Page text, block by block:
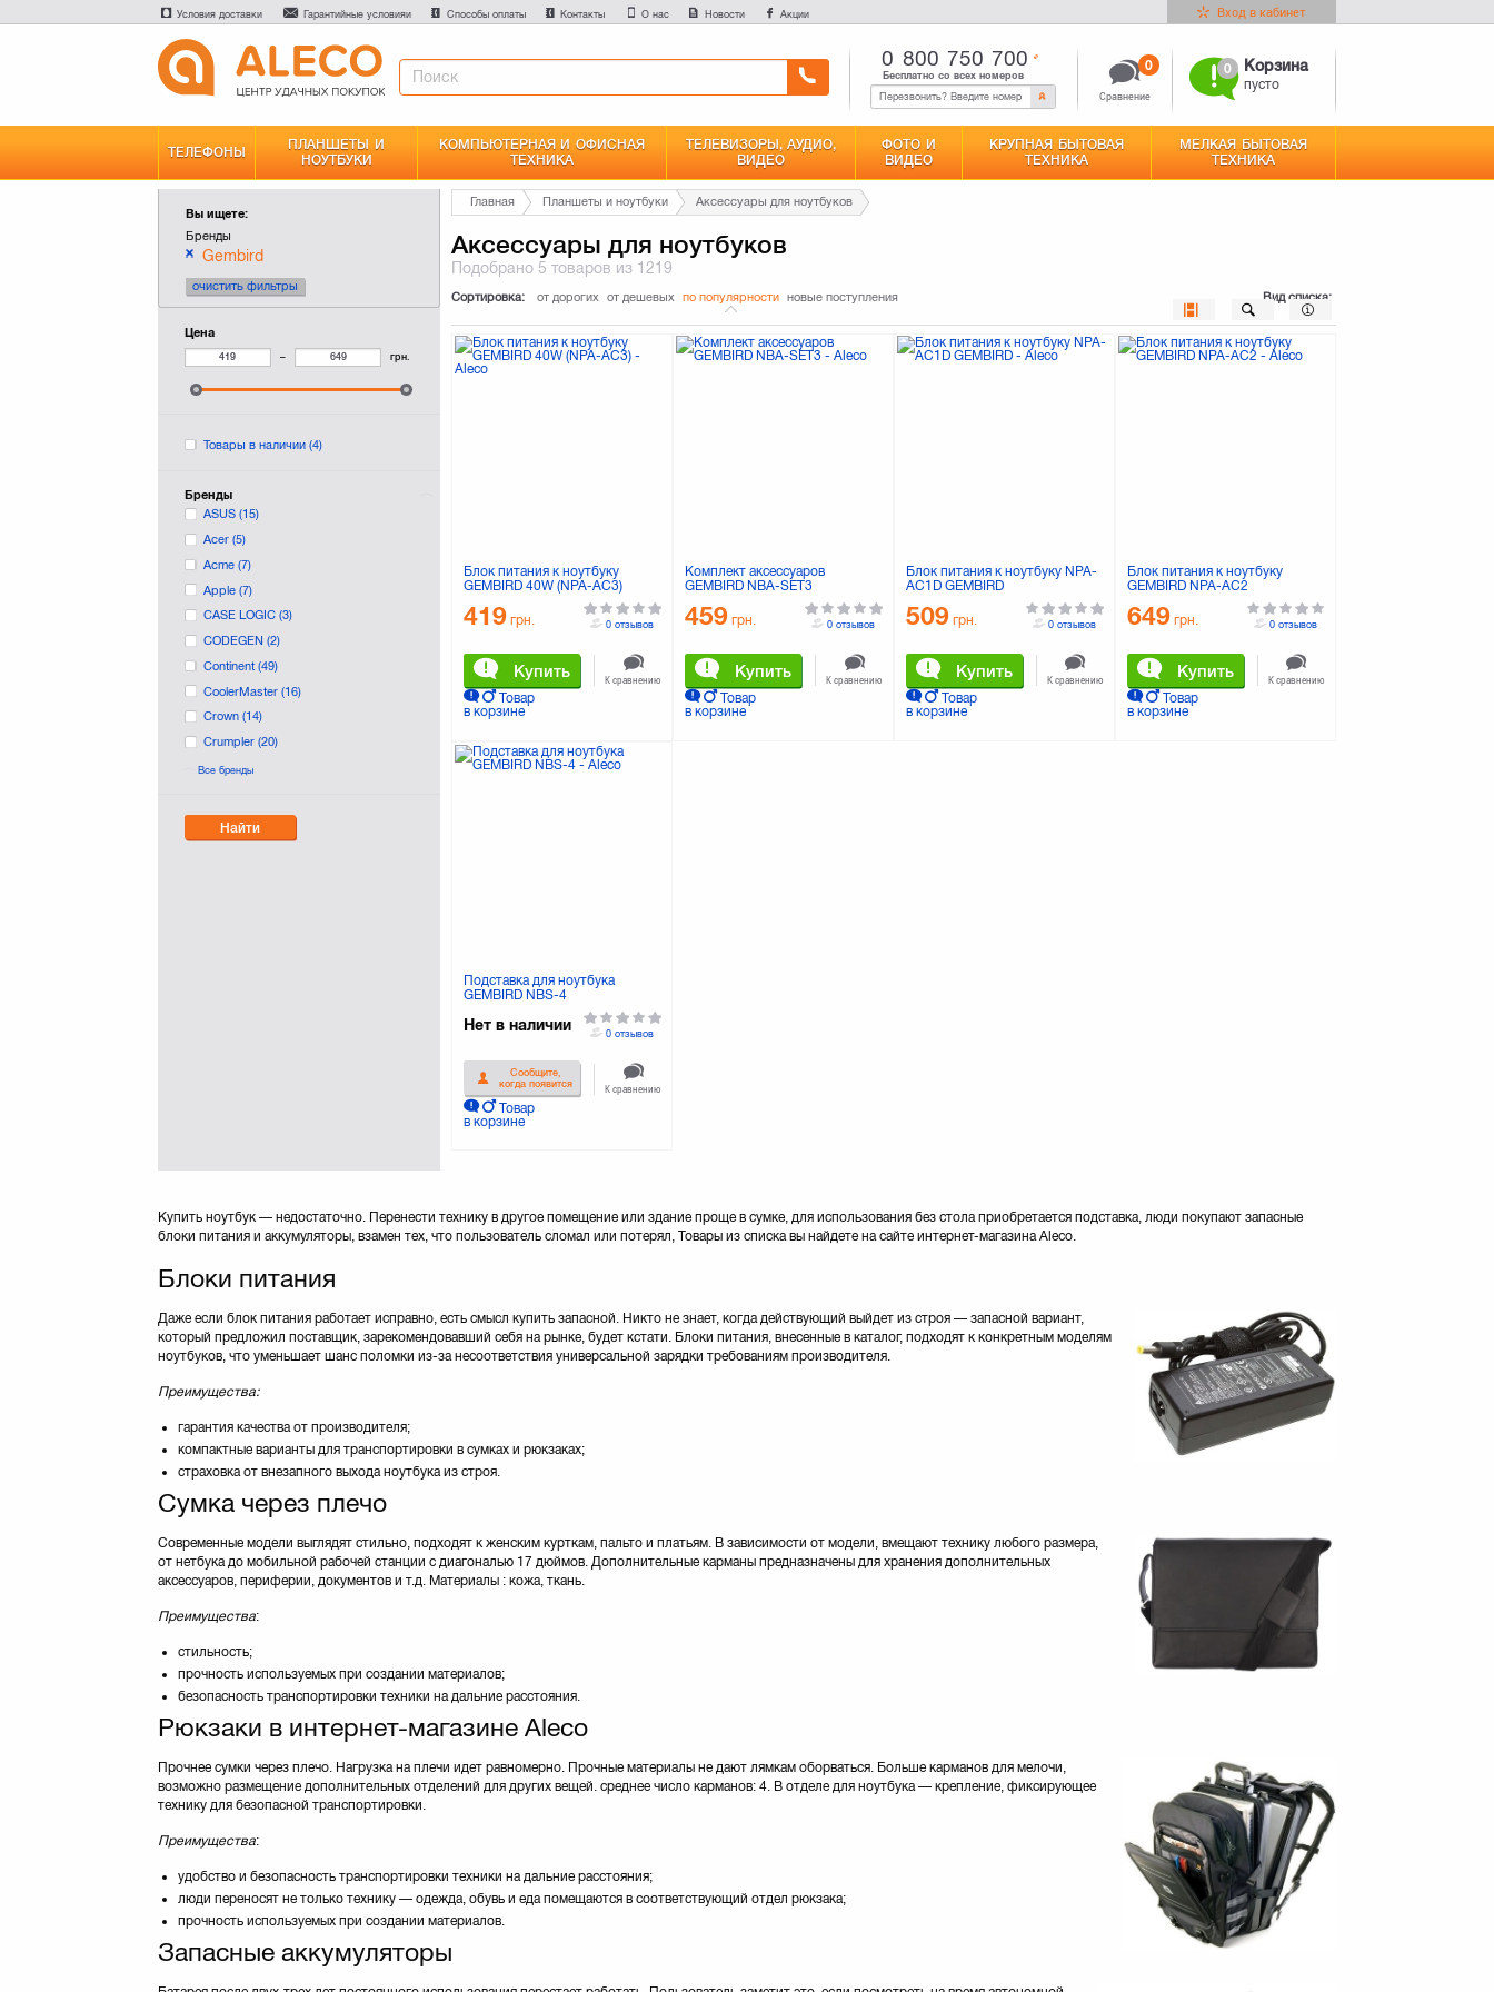
Условия доставки Гарантийные условияи Способы оплаты Контакты О нас Новости Акции Вход в кабинет
0 800 750 700
Бесплатно со всех номеров
Сравнение
0 0 Корзина
пусто
ТЕЛЕФОНЫ
ПЛАНШЕТЫ И
НОУТБУКИ
КОМПЬЮТЕРНАЯ И ОФИСНАЯ
ТЕХНИКА
ТЕЛЕВИЗОРЫ, АУДИО,
ВИДЕО
ФОТО И
ВИДЕО
КРУПНАЯ БЫТОВАЯ
ТЕХНИКА
МЕЛКАЯ БЫТОВАЯ
ТЕХНИКА
Вы ищете:
Бренды
Gembird
очистить фильтры
Цена
– грн.
Товары в наличии(4)
Бренды
ASUS(15)
Acer(5)
Acme(7)
Apple(7)
CASE LOGIC(3)
CODEGEN(2)
Continent(49)
CoolerMaster(16)
Crown(14)
Crumpler(20)
DTBG(26)
Defender(22)
Dell(16)
Huntkey(1)
LOBSTER(10)
Lenovo(20)
Maxxtro(5)
Modecom
PORT Designs
PORTO(39)
PortCase(3)
PowerPlant(297)
Rivacase(20)
Samsung(3)
Sumdex(39)
Targus
Thule(25)
Titan(8)
Toshiba(9)
Tucano(73)
UFT
Verbatim(2)
Xiaomi(1)
Xilence(7)
Все бренды
Найти
Главная Планшеты и ноутбуки Аксессуары для ноутбуков
Аксессуары для ноутбуков
Подобрано5 товаров из 1219
Сортировка: от дорогих от дешевых по популярности новые поступления Вид списка:
Блок питания к ноутбуку
GEMBIRD 40W (NPA-AC3)
419 грн.
Купить
Товар
в корзине
0 отзывов
К сравнению
Комплект аксессуаров
GEMBIRD NBA-SET3
459 грн.
Купить
Товар
в корзине
0 отзывов
К сравнению
Блок питания к ноутбуку NPA-
AC1D GEMBIRD
509 грн.
Купить
Товар
в корзине
0 отзывов
К сравнению
Блок питания к ноутбуку
GEMBIRD NPA-AC2
649 грн.
Купить
Товар
в корзине
0 отзывов
К сравнению
Подставка для ноутбука
GEMBIRD NBS-4
Нет в наличии
Сообщите,
когда появится
Товар
в корзине
0 отзывов
К сравнению
Купить ноутбук — недостаточно. Перенести технику в другое помещение или здание проще в сумке, для использования без стола приобретается подставка, люди покупают запасные
блоки питания и аккумуляторы, взамен тех, что пользователь сломал или потерял, Товары из списка вы найдете на сайте интернет-магазина Aleco.
Блоки питания
Даже если блок питания работает исправно, есть смысл купить запасной. Никто не знает, когда действующий выйдет из строя — запасной вариант,
который предложил поставщик, зарекомендовавший себя на рынке, будет кстати. Блоки питания, внесенные в каталог, подходят к конкретным моделям
ноутбуков, что уменьшает шанс поломки из-за несоответствия универсальной зарядки требованиям производителя.
Преимущества:
гарантия качества от производителя;
компактные варианты для транспортировки в сумках и рюкзаках;
страховка от внезапного выхода ноутбука из строя.
Сумка через плечо
Современные модели выглядят стильно, подходят к женским курткам, пальто и платьям. В зависимости от модели, вмещают технику любого размера,
от нетбука до мобильной рабочей станции с диагональю 17 дюймов. Дополнительные карманы предназначены для хранения дополнительных
аксессуаров, периферии, документов и т.д. Материалы : кожа, ткань.
Преимущества:
стильность;
прочность используемых при создании материалов;
безопасность транспортировки техники на дальние расстояния.
Рюкзаки в интернет-магазине Aleco
Прочнее сумки через плечо. Нагрузка на плечи идет равномерно. Прочные материалы не дают лямкам оборваться. Больше карманов для мелочи,
возможно размещение дополнительных отделений для других вещей. среднее число карманов: 4. В отделе для ноутбука — крепление, фиксирующее
технику для безопасной транспортировки.
Преимущества:
удобство и безопасность транспортировки техники на дальние расстояния;
люди переносят не только технику — одежда, обувь и еда помещаются в соответствующий отдел рюкзака;
прочность используемых при создании материалов.
Запасные аккумуляторы